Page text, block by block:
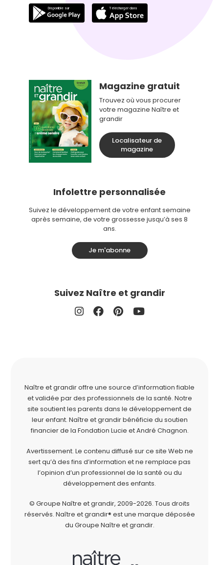
Magazine gratuit
Trouvez où vous procurer
votre magazine Naître et
grandir
Localisateur de
magazine
Infolettre personnalisée
Suivez le développement de votre enfant semaine
après semaine, de votre grossesse jusqu’à ses 8
ans.
Je m'abonne
Suivez Naître et grandir
Naître et grandir offre une source d’information fiable
et validée par des professionnels de la santé. Notre
site soutient les parents dans le développement de
leur enfant. Naître et grandir bénéficie du soutien
financier de la Fondation Lucie et André Chagnon.
Avertissement. Le contenu diffusé sur ce site Web ne
sert qu’à des fins d’information et ne remplace pas
l’opinion d’un professionnel de la santé ou du
développement des enfants.
© Groupe Naître et grandir, 2009-2026. Tous droits
réservés. Naître et grandir® est une marque déposée
du Groupe Naître et grandir.